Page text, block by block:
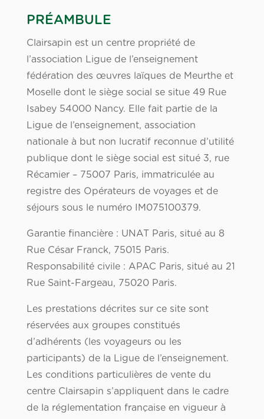
PRÉAMBULE
Clairsapin est un centre propriété de
l’association Ligue de l’enseignement
fédération des œuvres laïques de Meurthe et
Moselle dont le siège social se situe 49 Rue
Isabey 54000 Nancy. Elle fait partie de la
Ligue de l’enseignement, association
nationale à but non lucratif reconnue d’utilité
publique dont le siège social est situé 3, rue
Récamier – 75007 Paris, immatriculée au
registre des Opérateurs de voyages et de
séjours sous le numéro IM075100379.
Garantie financière : UNAT Paris, situé au 8
Rue César Franck, 75015 Paris.
Responsabilité civile : APAC Paris, situé au 21
Rue Saint-Fargeau, 75020 Paris.
Les prestations décrites sur ce site sont
réservées aux groupes constitués
d’adhérents (les voyageurs ou les
participants) de la Ligue de l’enseignement.
Les conditions particulières de vente du
centre Clairsapin s’appliquent dans le cadre
de la réglementation française en vigueur à